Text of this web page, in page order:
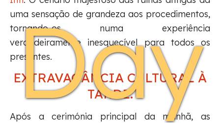
Day
uma sensação de grandeza aos procedimentos,
tornando-os numa experiência
verdadeiramente inesquecível para todos os
presentes.
EXTRAVAGÂNCIA CULTURAL À
TARDE:
Após a cerimónia principal da manhã, as